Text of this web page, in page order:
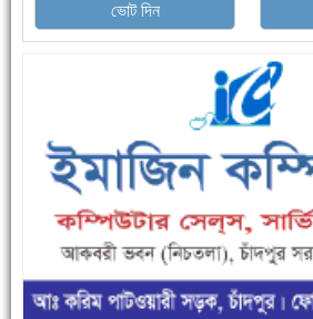
ফরিদগঞ্জে ড্রেন ও সড়ক নির্মাণে ধীরগতি জনদুর্ভোগ চরমে
ভোট দিন